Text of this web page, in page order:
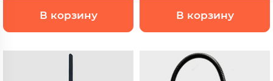
В корзину В корзину